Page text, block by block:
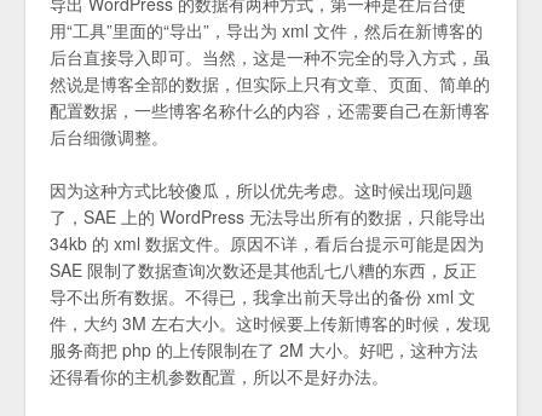
用“工具”里面的“导出”，导出为 xml 文件，然后在新博客的
后台直接导入即可。当然，这是一种不完全的导入方式，虽
然说是博客全部的数据，但实际上只有文章、页面、简单的
配置数据，一些博客名称什么的内容，还需要自己在新博客
后台细微调整。
因为这种方式比较傻瓜，所以优先考虑。这时候出现问题
了，SAE 上的 WordPress 无法导出所有的数据，只能导出
34kb 的 xml 数据文件。原因不详，看后台提示可能是因为
SAE 限制了数据查询次数还是其他乱七八糟的东西，反正
导不出所有数据。不得已，我拿出前天导出的备份 xml 文
件，大约 3M 左右大小。这时候要上传新博客的时候，发现
服务商把 php 的上传限制在了 2M 大小。好吧，这种方法
还得看你的主机参数配置，所以不是好办法。